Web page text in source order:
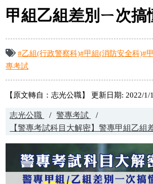
甲組乙組差別ㄧ次搞
#乙組(行政警察科)#甲組(消防安全科)#
專考試
【原文轉自：志光公職】 更新日期: 2022/1/
志光公職
警專考試
【警專考試科目大解密】警專甲組乙組